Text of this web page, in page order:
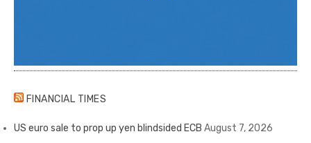
FINANCIAL TIMES
US euro sale to prop up yen blindsided ECB August 7, 2026